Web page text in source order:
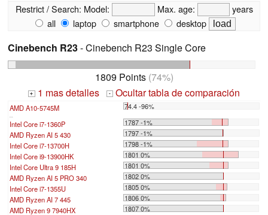
Restrict / Search: Model: Max. age:
years
all
laptop smartphone desktop
Cinebench R23- Cinebench R23 Single Core
1809 Points(74%)
+ 1 mas detalles - Ocultar tabla de comparación
AMD A10-5745M 74.4 -96%
...
Intel Core i7-1360P
1787 -1%
AMD Ryzen AI 5 430
1797 -1%
Intel Core i7-13700H
1798 -1%
Intel Core i9-13900HK
1801 0%
Intel Core Ultra 9 185H
1801 0%
AMD Ryzen AI 5 PRO 340
1802 0%
Intel Core i7-1355U
1805 0%
AMD Ryzen AI 7 445
1806 0%
AMD Ryzen 9 7940HX
1807 0%